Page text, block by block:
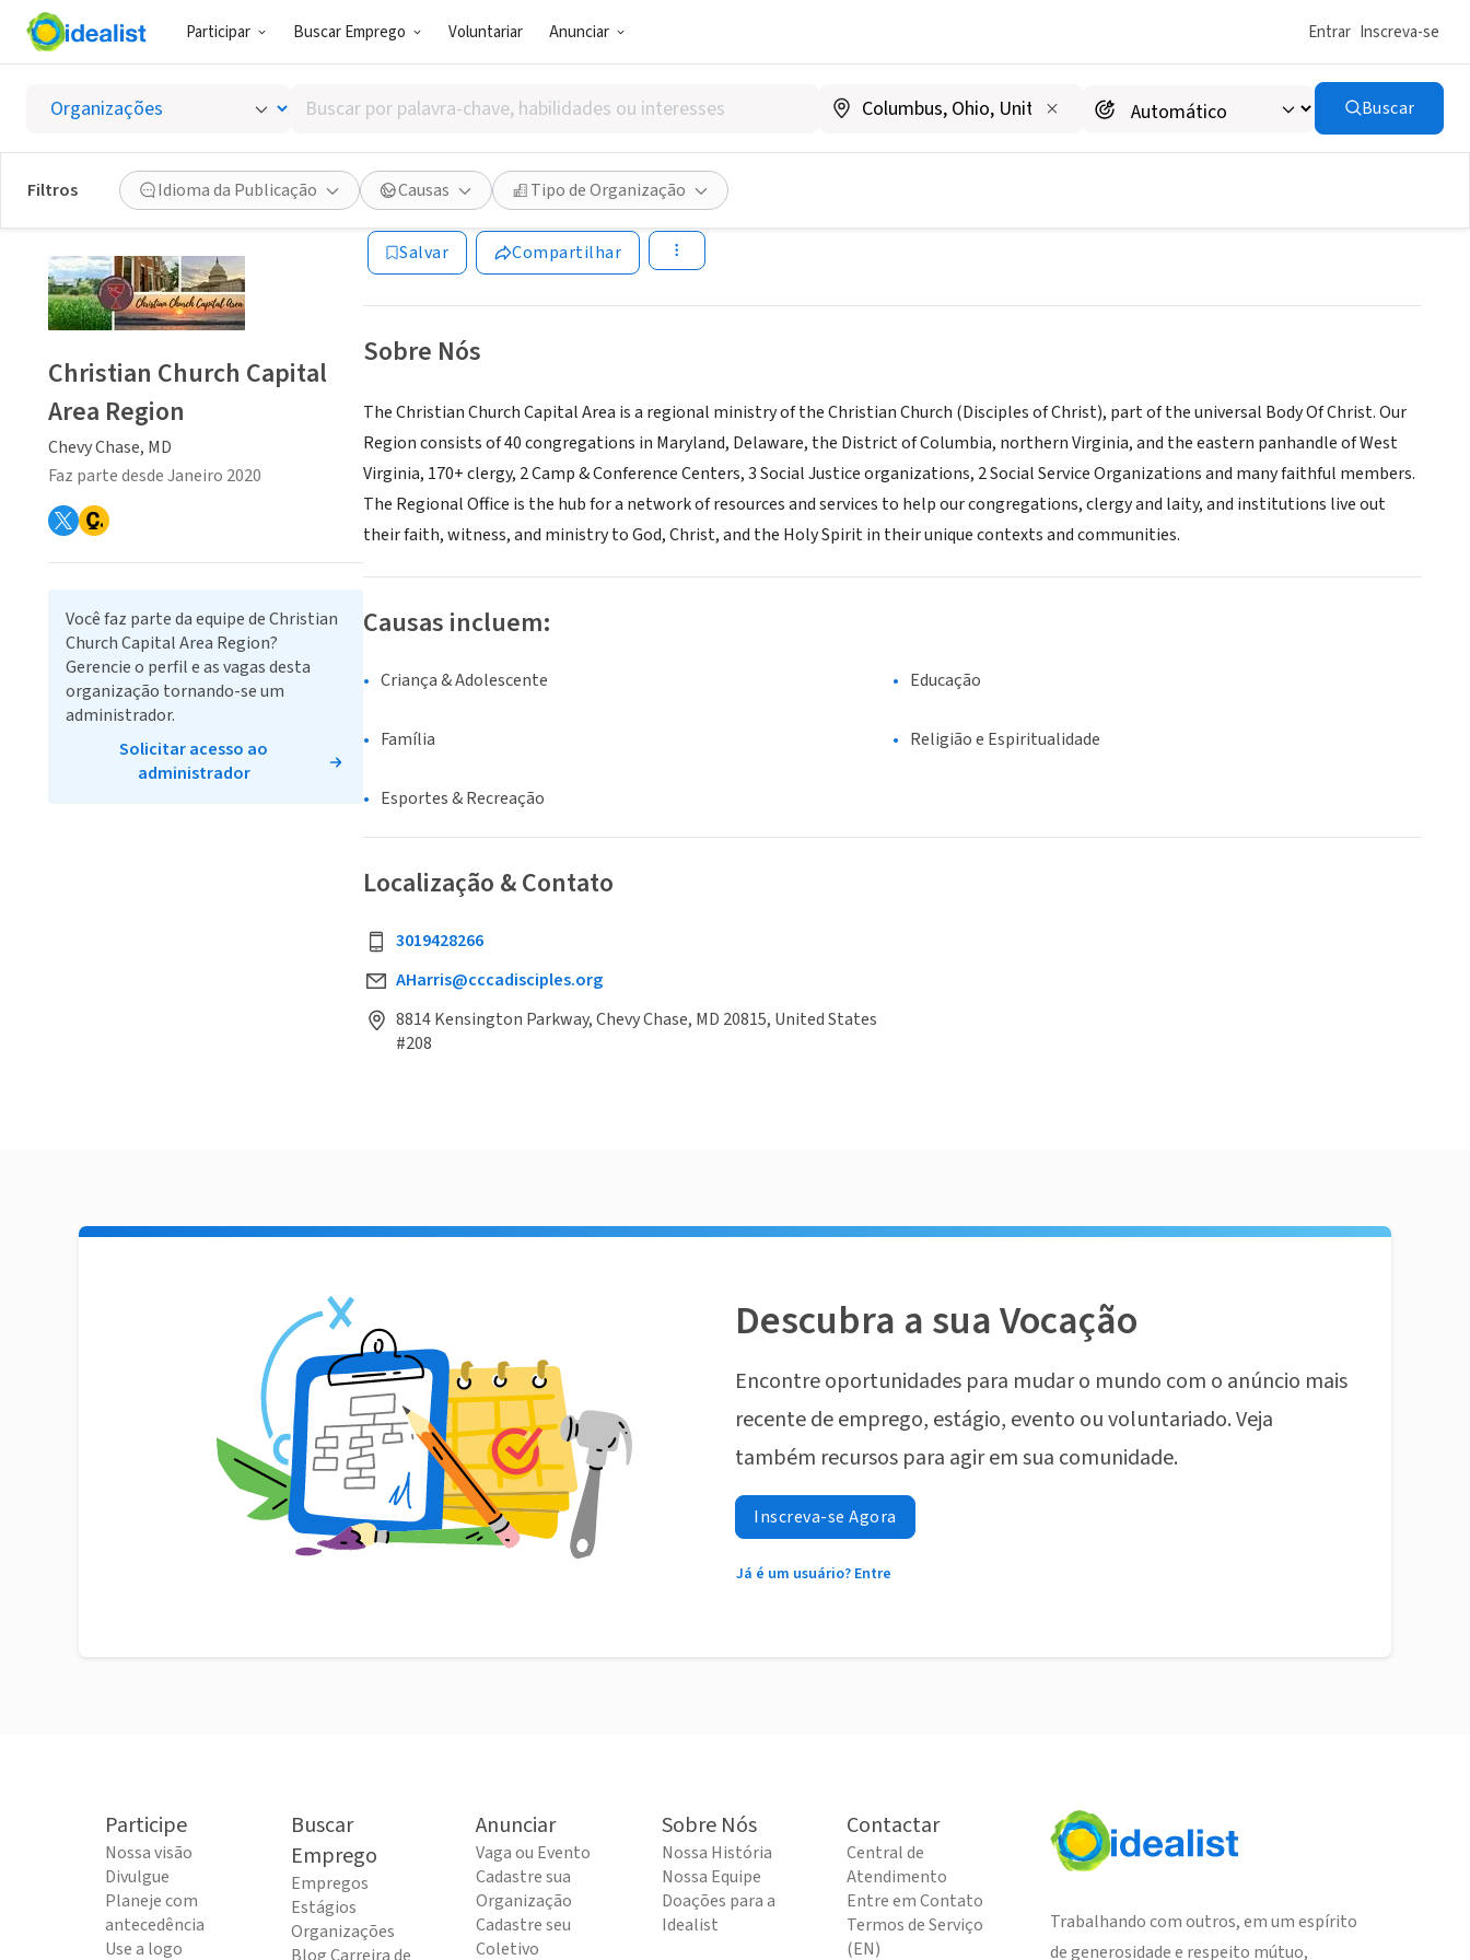
Participar Buscar Emprego Voluntariar Anunciar Entrar Inscreva-se
Buscar
por
palavra-
chave,
habilidades
ou
interesses
Buscar
Filtros Idioma da Publicação Causas Tipo de Organização
Christian Church Capital Area Region
Chevy Chase, MD |www.cccadisciples.org/
Salvar Compartilhar
Sobre Nós
The Christian Church Capital Area is a regional ministry of the Christian Church (Disciples of Christ), part of the universal Body Of Christ. Our
Region consists of 40 congregations in Maryland, Delaware, the District of Columbia, northern Virginia, and the eastern panhandle of West
Virginia, 170+ clergy, 2 Camp & Conference Centers, 3 Social Justice organizations, 2 Social Service Organizations and many faithful members.
The Regional Office is the hub for a network of resources and services to help our congregations, clergy and laity, and institutions live out
their faith, witness, and ministry to God, Christ, and the Holy Spirit in their unique contexts and communities.
Causas incluem:
Criança & Adolescente Educação
Família Religião e Espiritualidade
Esportes & Recreação
Localização & Contato
3019428266
AHarris@cccadisciples.org
8814 Kensington Parkway, Chevy Chase, MD 20815, United States
#208
Christian Church Capital
Area Region
Chevy Chase, MD
Faz parte desde Janeiro 2020
Você faz parte da equipe de Christian
Church Capital Area Region?
Gerencie o perfil e as vagas desta
organização tornando-se um
administrador.
Solicitar acesso ao
administrador
Descubra a sua Vocação
Encontre oportunidades para mudar o mundo com o anúncio mais
recente de emprego, estágio, evento ou voluntariado. Veja
também recursos para agir em sua comunidade.
Inscreva-se Agora
Já é um usuário? Entre
Participe
Nossa visão
Divulgue
Planeje com
antecedência
Use a logo
Buscar
Emprego
Empregos
Estágios
Organizações
Anunciar
Vaga ou Evento
Cadastre sua
Organização
Cadastre seu
Coletivo
Sobre Nós
Nossa História
Nossa Equipe
Doações para a
Idealist
Contactar
Central de
Atendimento
Entre em Contato
Termos de Serviço
(EN)
Trabalhando com outros, em um espírito
de generosidade e respeito mútuo,